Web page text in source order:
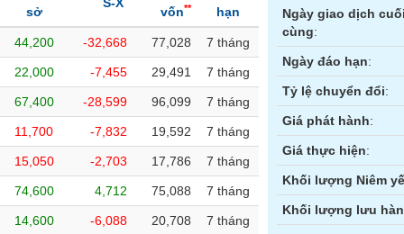
sở
vốn**
hạn
44,200 -32,668 77,028 7 tháng
22,000 -7,455 29,491 7 tháng
67,400 -28,599 96,099 7 tháng
11,700 -7,832 19,592 7 tháng
15,050 -2,703 17,786 7 tháng
74,600 4,712 75,088 7 tháng
14,600 -6,088 20,708 7 tháng
Ngày giao dịch
cùng:
Ngày đáo hạn:
Tỷ lệ chuyển đổi:
Giá phát hành:
Giá thực hiện:
Khối lượng Niêm
Khối lượng lưu
Hợp đồng tương lai Trái phiếu